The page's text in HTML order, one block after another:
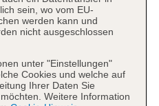
sein, wo vom EU-
werden kann und
nicht ausgeschlossen
unter "Einstellungen"
Cookies und welche auf
Ihrer Daten Sie
Weitere Information